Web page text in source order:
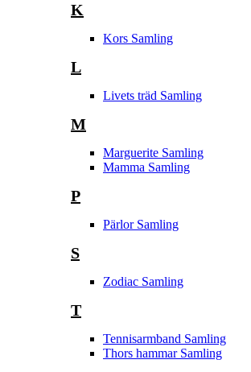
K
Kors Samling
L
Livets träd Samling
M
Marguerite Samling
Mamma Samling
P
Pärlor Samling
S
Zodiac Samling
T
Tennisarmband Samling
Thors hammar Samling